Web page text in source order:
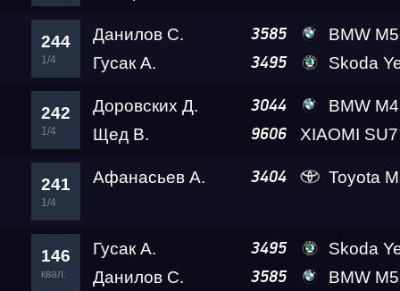
244
1/4
Данилов С. 3585
BMW M5
Гусак А.
3495 Skoda
242
1/4
Доровских Д. 3044
BMW M4
Щед В.
9606
241
1/4
Афанасьев А. 3404 Toyota
146
квал.
Гусак А. 3495
Skoda
Данилов С.
3585 BMW M5